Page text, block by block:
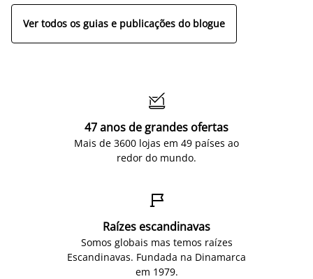
Ver todos os guias e publicações do blogue

47 anos de grandes ofertas
Mais de 3600 lojas em 49 países ao
redor do mundo.

Raízes escandinavas
Somos globais mas temos raízes
Escandinavas. Fundada na Dinamarca
em 1979.